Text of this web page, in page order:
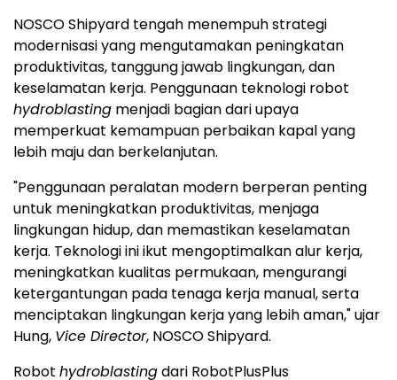
NOSCO Shipyard tengah menempuh strategi
modernisasi yang mengutamakan peningkatan
produktivitas, tanggung jawab lingkungan, dan
keselamatan kerja. Penggunaan teknologi robot
hydroblasting menjadi bagian dari upaya
memperkuat kemampuan perbaikan kapal yang
lebih maju dan berkelanjutan.
"Penggunaan peralatan modern berperan penting
untuk meningkatkan produktivitas, menjaga
lingkungan hidup, dan memastikan keselamatan
kerja. Teknologi ini ikut mengoptimalkan alur kerja,
meningkatkan kualitas permukaan, mengurangi
ketergantungan pada tenaga kerja manual, serta
menciptakan lingkungan kerja yang lebih aman," ujar
Hung, Vice Director, NOSCO Shipyard.
Robot hydroblastingdari RobotPlusPlus